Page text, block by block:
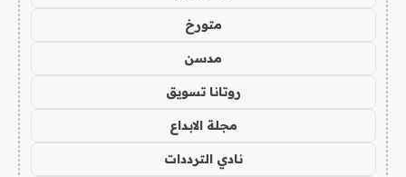
متورخ
مدسن
روتانا تسويق
مجلة الابداع
نادي الترددات